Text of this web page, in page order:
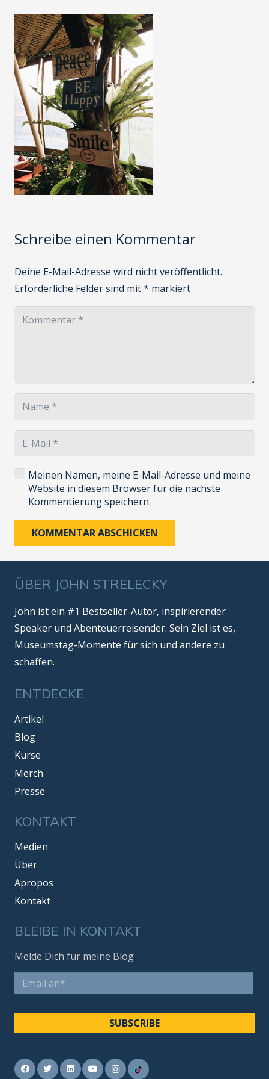
Schreibe einen Kommentar
Deine E-Mail-Adresse wird nicht veröffentlicht.
Erforderliche Felder sind mit* markiert
Meinen Namen, meine E-Mail-Adresse und meine
Website in diesem Browser für die nächste
Kommentierung speichern.
KOMMENTAR ABSCHICKEN
ÜBER JOHN STRELECKY
John ist ein #1 Bestseller-Autor, inspirierender
Speaker und Abenteuerreisender. Sein Ziel ist es,
Museumstag-Momente für sich und andere zu
schaffen.
ENTDECKE
Artikel
Blog
Kurse
Merch
Presse
KONTAKT
Medien
Über
Apropos
Kontakt
BLEIBE IN KONTAKT
Melde Dich für meine Blog
Email
*